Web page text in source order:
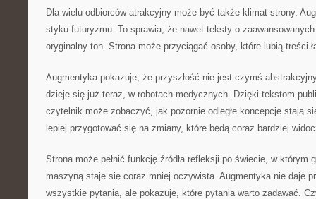
Dla wielu odbiorców atrakcyjny może być także klimat strony.
styku futuryzmu. To sprawia, że nawet teksty o
oryginalny ton. Strona może przyciągać osoby, które lubią treści
Augmentyka pokazuje, że przyszłość nie jest czymś
dzieje się już teraz, w robotach medycznych. Dzięki tekstom
czytelnik może zobaczyć, jak pozornie odległe koncepcje stają
lepiej przygotować się na zmiany, które będą coraz bardziej
Strona może pełnić funkcję źródła refleksji po świecie, w którym
maszyną staje się coraz mniej oczywista. Augmentyka nie daje
wszystkie pytania, ale pokazuje, które pytania warto zadawać.